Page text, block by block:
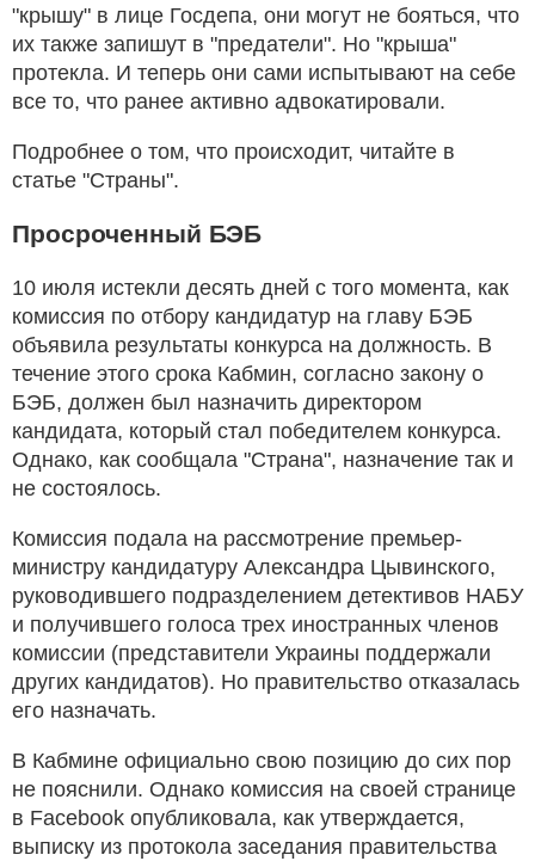
"крышу" в лице Госдепа, они могут не бояться, что
их также запишут в "предатели". Но "крыша"
протекла. И теперь они сами испытывают на себе
все то, что ранее активно адвокатировали.
Подробнее о том, что происходит, читайте в
статье "Страны".
Просроченный БЭБ
10 июля истекли десять дней с того момента, как
комиссия по отбору кандидатур на главу БЭБ
объявила результаты конкурса на должность. В
течение этого срока Кабмин, согласно закону о
БЭБ, должен был назначить директором
кандидата, который стал победителем конкурса.
Однако, как сообщала "Страна", назначение так и
не состоялось.
Комиссия подала на рассмотрение премьер-
министру кандидатуру Александра Цывинского,
руководившего подразделением детективов НАБУ
и получившего голоса трех иностранных членов
комиссии (представители Украины поддержали
других кандидатов). Но правительство отказалась
его назначать.
В Кабмине официально свою позицию до сих пор
не пояснили. Однако комиссия на своей странице
в Facebook опубликовала, как утверждается,
выписку из протокола заседания правительства